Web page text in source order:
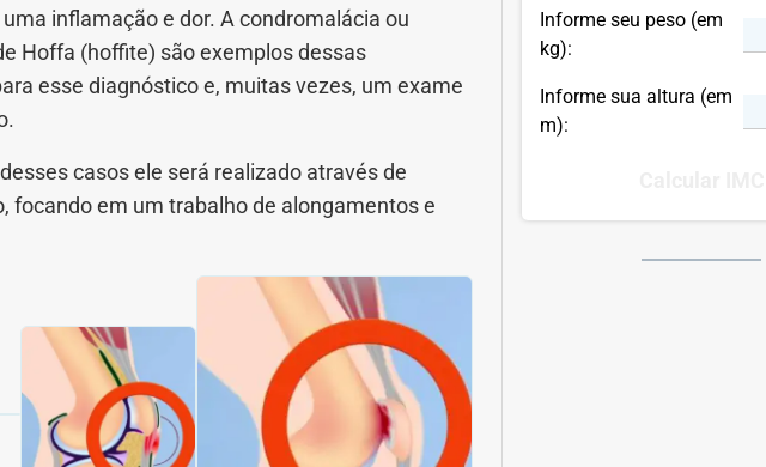
inflamação e dor. A condromalácia ou
Hoffa (hoffite) são exemplos dessas
esse diagnóstico e, muitas vezes, um exame
casos ele será realizado através de
focando em um trabalho de alongamentos e
Informe seu peso (em
kg):
Informe sua altura (em
m):